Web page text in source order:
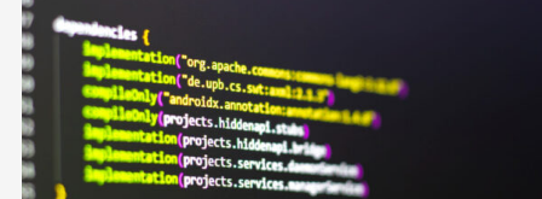
Javaの資格を取得すべき理由とは？
Javaのスキルアップにつながる
企業による資格手当が受けられる